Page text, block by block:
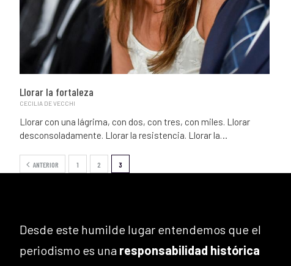
Llorar la fortaleza
CECILIA DE VECCHI
Llorar con una lágrima, con dos, con tres, con miles. Llorar
desconsoladamente. Llorar la resistencia. Llorar la…
ANTERIOR 1 2 3
Desde este humilde lugar entendemos que el
periodismo es una responsabilidad histórica